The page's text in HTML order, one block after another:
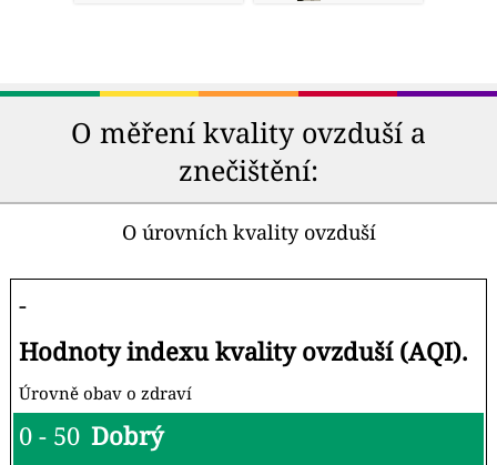
O měření kvality ovzduší a
znečištění:
O úrovních kvality ovzduší
-
Hodnoty indexu kvality ovzduší (AQI).
Úrovně obav o zdraví
0 - 50 Dobrý